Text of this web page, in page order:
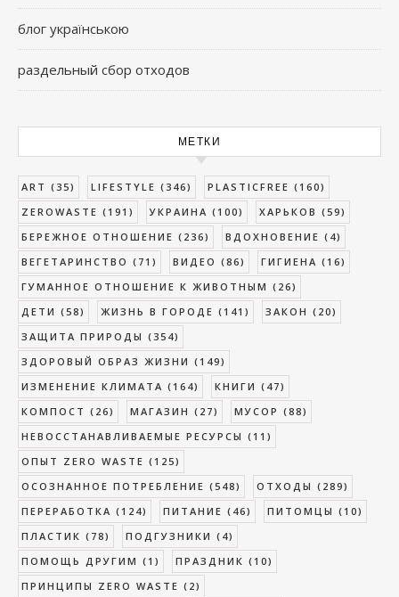
блог українською
раздельный сбор отходов
МЕТКИ
ART (35) LIFESTYLE (346) PLASTICFREE (160)
ZEROWASTE (191) УКРАИНА (100) ХАРЬКОВ (59)
БЕРЕЖНОЕ ОТНОШЕНИЕ (236) ВДОХНОВЕНИЕ (4)
ВЕГЕТАРИНСТВО (71) ВИДЕО (86) ГИГИЕНА (16)
ГУМАННОЕ ОТНОШЕНИЕ К ЖИВОТНЫМ (26)
ДЕТИ (58) ЖИЗНЬ В ГОРОДЕ (141) ЗАКОН (20)
ЗАЩИТА ПРИРОДЫ (354)
ЗДОРОВЫЙ ОБРАЗ ЖИЗНИ (149)
ИЗМЕНЕНИЕ КЛИМАТА (164) КНИГИ (47)
КОМПОСТ (26) МАГАЗИН (27) МУСОР (88)
НЕВОССТАНАВЛИВАЕМЫЕ РЕСУРСЫ (11)
ОПЫТ ZERO WASTE (125)
ОСОЗНАННОЕ ПОТРЕБЛЕНИЕ (548) ОТХОДЫ (289)
ПЕРЕРАБОТКА (124) ПИТАНИЕ (46) ПИТОМЦЫ (10)
ПЛАСТИК (78) ПОДГУЗНИКИ (4)
ПОМОЩЬ ДРУГИМ (1) ПРАЗДНИК (10)
ПРИНЦИПЫ ZERO WASTE (2)